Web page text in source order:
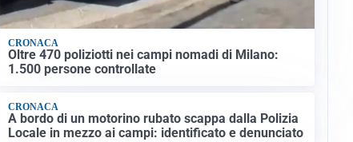
CRONACA
Oltre 470 poliziotti nei campi nomadi di Milano:
1.500 persone controllate
CRONACA
A bordo di un motorino rubato scappa dalla Polizia
Locale in mezzo ai campi: identificato e denunciato